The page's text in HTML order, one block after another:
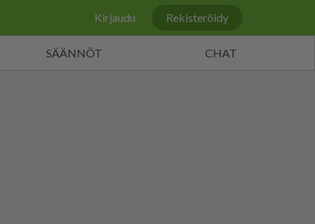
Kirjaudu Rekisteröidy
SÄÄNNÖT CHAT